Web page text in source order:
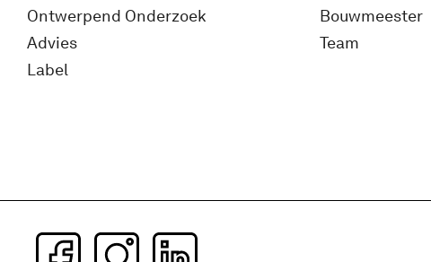
Ontwerpend Onderzoek
Advies
Label
Bouwmeester
Team